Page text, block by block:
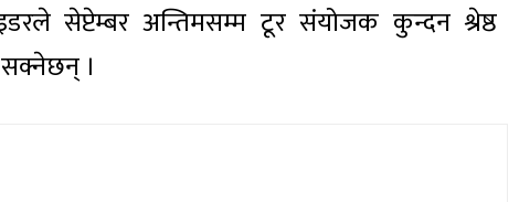
सेप्टेम्बर अन्तिमसम्म टूर संयोजक कुन्दन श्रेष्ठ
।